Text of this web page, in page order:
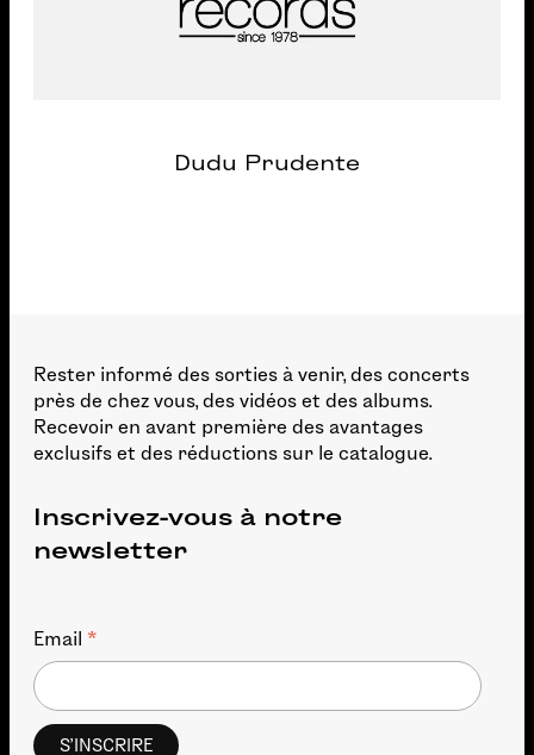
Dudu Prudente
Rester informé des sorties à venir, des concerts
près de chez vous, des vidéos et des albums.
Recevoir en avant première des avantages
exclusifs et des réductions sur le catalogue.
Inscrivez-vous à notre
newsletter
Email *